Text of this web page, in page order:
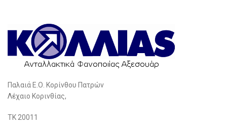
Παλαιά Ε.Ο. Κορίνθου Πατρών
Λέχαιο Κορινθίας,
ΤΚ 20011